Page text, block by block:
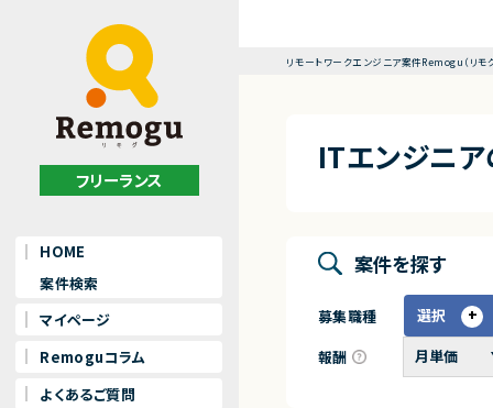
フリーランス
HOME
案件検索
マイページ
Remoguコラム
よくあるご質問
リモートワークエンジニア案件Remogu（リモ
ITエンジニ
案件を探す
募集職種
選択
報酬